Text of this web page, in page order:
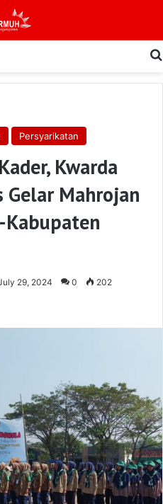
Persyarikatan
Kwarda
Gelar Mahrojan
Kabupaten
29, 2024 0 202